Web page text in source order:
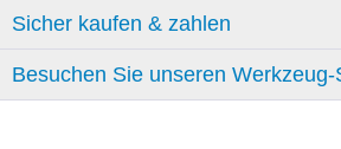
Sicher kaufen & zahlen
Besuchen Sie unseren Werkzeug-